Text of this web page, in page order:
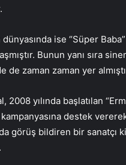
ise “Süper
Bunun yanı sıra
de zaman zaman yer
2008 yılında başlatılan
destek
görüş bildiren bir sanatçı